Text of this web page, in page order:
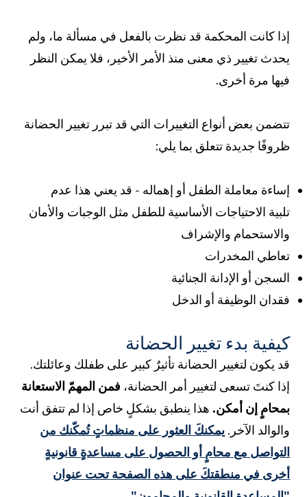
إذا كانت المحكمة قد نظرت بالفعل في مسألة ما، ولم
يحدث تغيير ذي معنى منذ الأمر الأخير، فلا يمكن النظر
فيها مرة أخرى.
تتضمن بعض أنواع التغييرات التي قد تبرر تغيير الحضانة
ظروفًا جديدة تتعلق بما يلي:
إساءة معاملة الطفل أو إهماله-قد يعني هذا عدم
تلبية الاحتياجات الأساسية للطفل مثل الوجبات والأمان
والاستحمام والإشراف
تعاطي المخدرات
السجن أو الإدانة الجنائية
فقدان الوظيفة أو الدخل
كيفية بدء تغيير الحضانة
قد يكون لتغيير الحضانة تأثيرٌ كبير على طفلك وعائلتك.
إذا كنتَ تسعى لتغيير أمر الحضانة،فمن المهمّ الاستعانة
بمحامٍ إن أمكن.هذا ينطبق بشكلٍ خاص إذا لم تتفق أنت
والوالد الآخر.يمكنكَ العثور على منظماتٍ تُمكّنك من
التواصل مع محامٍ أو الحصول على مساعدةٍ قانونيةٍ
أخرى في منطقتكَ على هذه الصفحة تحت عنوان